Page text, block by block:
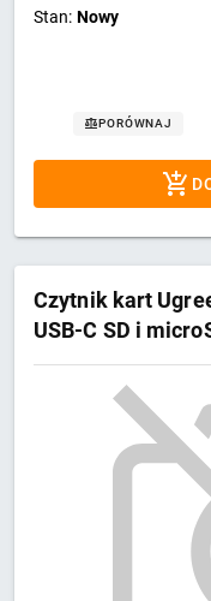
Stan: Nowy
PORÓWNAJ
Czytnik kart
USB-C SD i